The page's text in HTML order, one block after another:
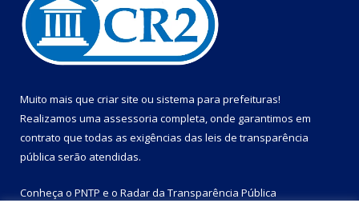
Muito mais que criar site ou sistema para prefeituras!
Realizamos uma assessoria completa, onde garantimos em
contrato que todas as exigências das leis de transparência
pública serão atendidas.
Conheça o PNTP e o Radar da Transparência Pública